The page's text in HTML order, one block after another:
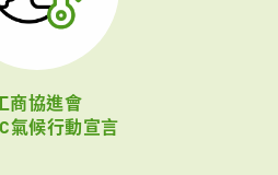
商協進會
氣候行動宣言